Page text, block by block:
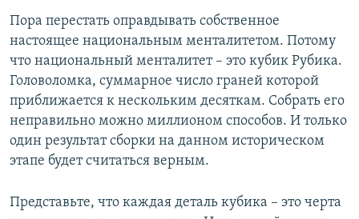
Пора перестать оправдывать собственное
настоящее национальным менталитетом. Потому
что национальный менталитет – это кубик Рубика.
Головоломка, суммарное число граней которой
приближается к нескольким десяткам. Собрать его
неправильно можно миллионом способов. И только
один результат сборки на данном историческом
этапе будет считаться верным.
Представьте, что каждая деталь кубика – это черта